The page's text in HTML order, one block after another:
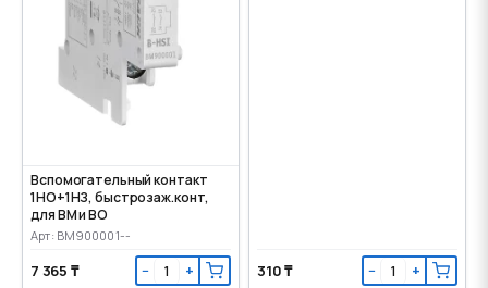
Вспомогательный контакт
1НО+1НЗ, быстрозаж.конт,
для ВМ и ВО
Арт: BM900001--
7 365 ₸ − + 310 ₸ − +